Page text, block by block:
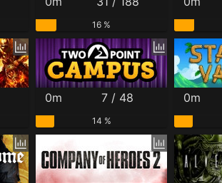
16 %
0m 7 / 48
14 %
0m